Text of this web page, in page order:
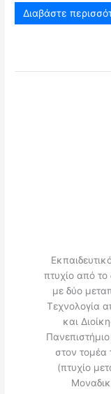
Διαβάστε
πτυχίο από
με δύο
Τεχνολογία
και
στον τομέα
(πτυχίο